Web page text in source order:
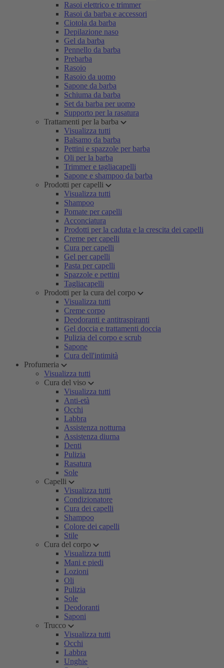
Rasoi elettrico e trimmer
Rasoi da barba e accessori
Ciotola da barba
Depilazione naso
Gel da barba
Pennello da barba
Prebarba
Rasoio
Rasoio da uomo
Sapone da barba
Schiuma da barba
Set da barba per uomo
Supporto per la rasatura
Trattamenti per la barba
Visualizza tutti
Balsamo da barba
Pettini e spazzole per barba
Oli per la barba
Trimmer e tagliacapelli
Sapone e shampoo da barba
Prodotti per capelli
Visualizza tutti
Shampoo
Pomate per capelli
Acconciatura
Prodotti per la caduta e la crescita dei capelli
Creme per capelli
Cura per capelli
Gel per capelli
Pasta per capelli
Spazzole e pettini
Tagliacapelli
Prodotti per la cura del corpo
Visualizza tutti
Creme corpo
Deodoranti e antitraspiranti
Gel doccia e trattamenti doccia
Pulizia del corpo e scrub
Sapone
Cura dell'intimità
Profumeria
Visualizza tutti
Cura del viso
Visualizza tutti
Anti-età
Occhi
Labbra
Assistenza notturna
Assistenza diurna
Denti
Pulizia
Rasatura
Sole
Capelli
Visualizza tutti
Condizionatore
Cura dei capelli
Shampoo
Colore dei capelli
Stile
Cura del corpo
Visualizza tutti
Mani e piedi
Lozioni
Oli
Pulizia
Sole
Deodoranti
Saponi
Trucco
Visualizza tutti
Occhi
Labbra
Unghie